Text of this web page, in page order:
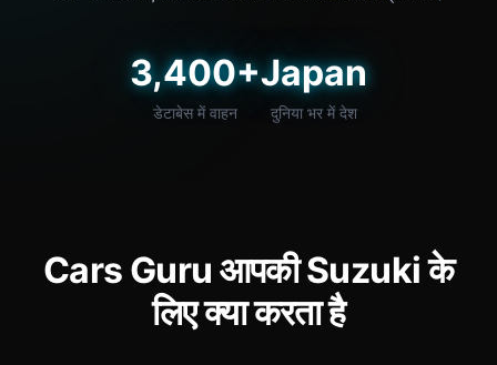
3,400+
डेटाबेस में वाहन
Japan
दुनिया भर में देश
Cars Guru आपकी Suzuki के
लिए क्या करता है